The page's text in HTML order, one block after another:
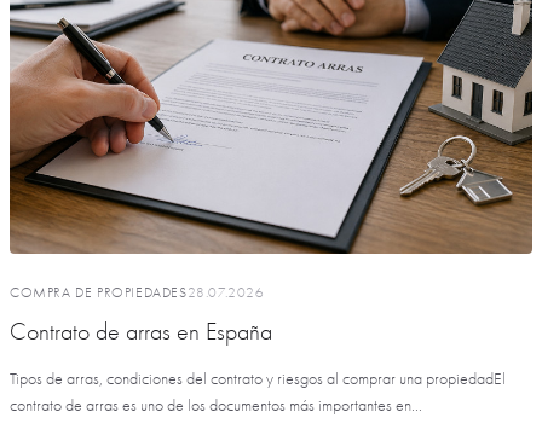
COMPRA DE PROPIEDADES28.07.2026
Contrato de arras en España
Tipos de arras, condiciones del contrato y riesgos al comprar una propiedadEl
contrato de arras es uno de los documentos más importantes en...